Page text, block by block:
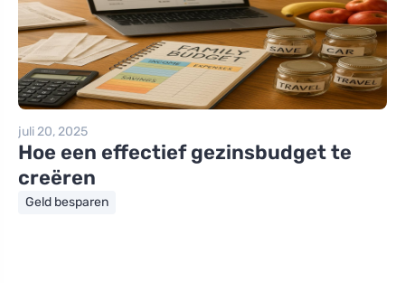
juli 20, 2025
Hoe een effectief gezinsbudget te
creëren
Geld besparen